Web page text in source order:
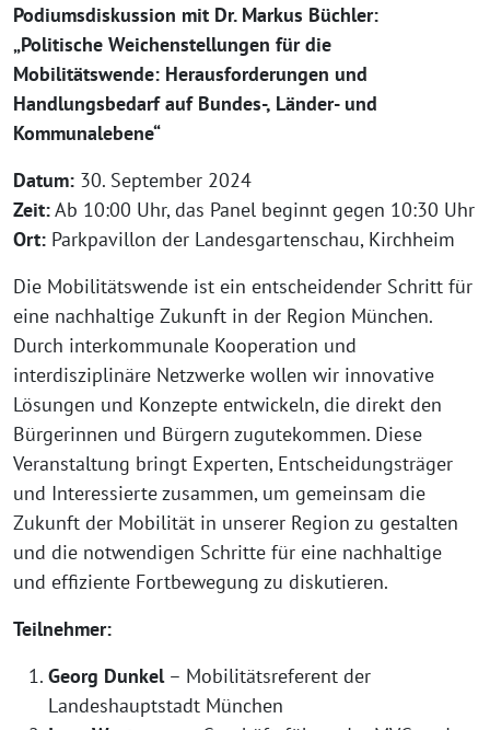
Podiumsdiskussion mit Dr. Markus Büchler:
„Politische Weichenstellungen für die
Mobilitätswende: Herausforderungen und
Handlungsbedarf auf Bundes-, Länder- und
Kommunalebene“
Datum: 30. September 2024
Zeit:Ab 10:00 Uhr, das Panel beginnt gegen 10:30 Uhr
Ort: Parkpavillon der Landesgartenschau, Kirchheim
Die Mobilitätswende ist ein entscheidender Schritt für
eine nachhaltige Zukunft in der Region München.
Durch interkommunale Kooperation und
interdisziplinäre Netzwerke wollen wir innovative
Lösungen und Konzepte entwickeln, die direkt den
Bürgerinnen und Bürgern zugutekommen. Diese
Veranstaltung bringt Experten, Entscheidungsträger
und Interessierte zusammen, um gemeinsam die
Zukunft der Mobilität in unserer Region zu gestalten
und die notwendigen Schritte für eine nachhaltige
und effiziente Fortbewegung zu diskutieren.
Teilnehmer:
Georg Dunkel– Mobilitätsreferent der
Landeshauptstadt München